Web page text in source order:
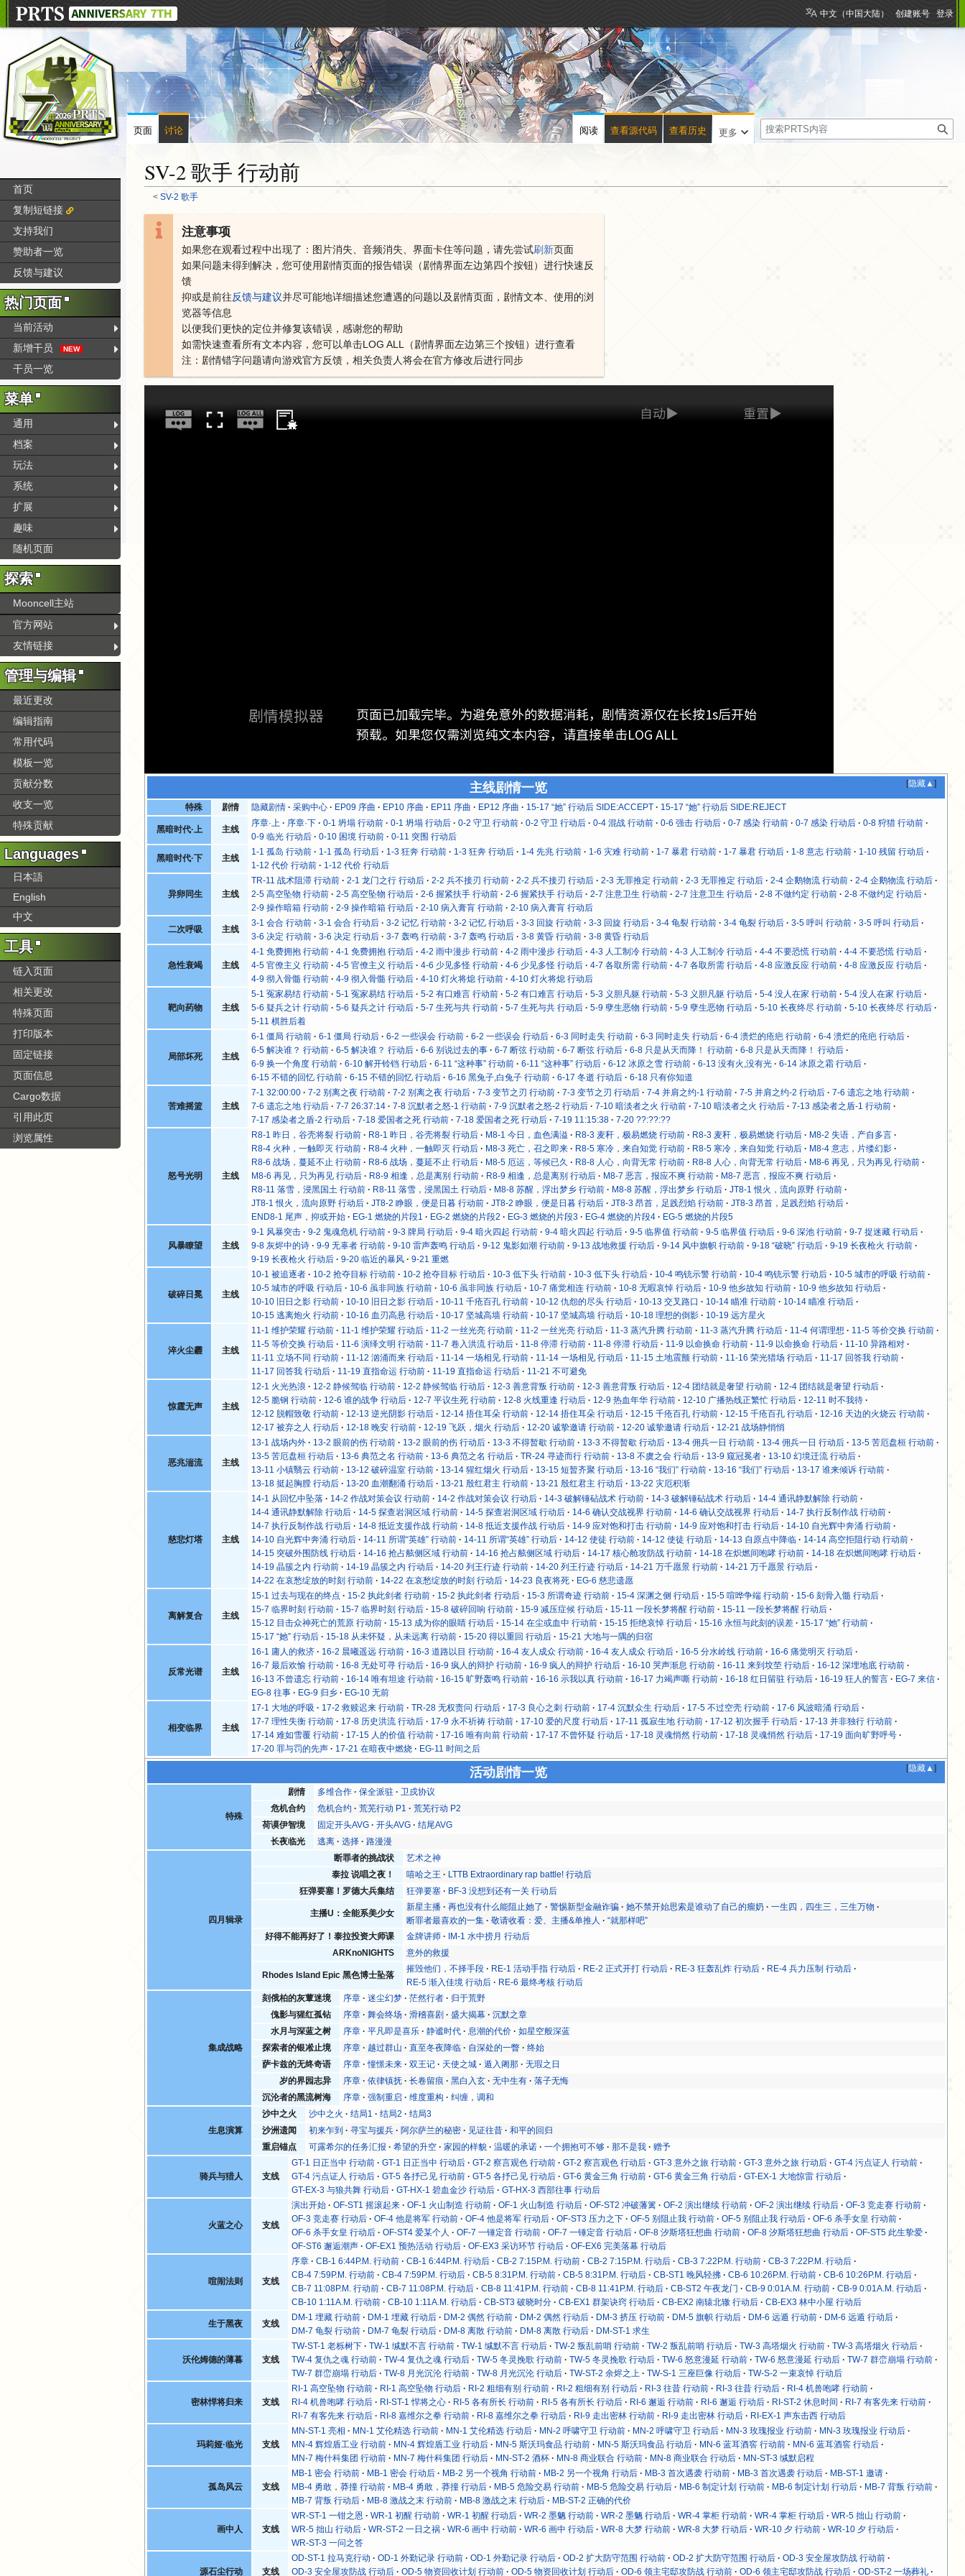
SV-2 歌手 行动前
< SV-2 歌手
注意事项
如果您在观看过程中出现了：图片消失、音频消失、界面卡住等问题，请先尝试刷新页面
如果问题未得到解决，您可使用剧情页面的报告错误（剧情界面左边第四个按钮）进行快速反
馈
抑或是前往反馈与建议并尽可能地详细描述您遭遇的问题以及剧情页面，剧情文本、使用的浏
览器等信息
以便我们更快的定位并修复该错误，感谢您的帮助
如需快速查看所有文本内容，您可以单击LOG ALL（剧情界面左边第三个按钮）进行查看
注：剧情错字问题请向游戏官方反馈，相关负责人将会在官方修改后进行同步
剧情模拟器
页面已加载完毕。为避免意外的数据消耗，剧情资源仅在长按1s后开始
预载。如果您仅需浏览纯文本内容，请直接单击LOG ALL
[隐藏▲ ]
主线剧情一览
特殊 剧情 隐藏剧情 采购中心 EP09 序曲 EP10 序曲 EP11 序曲 EP12 序曲 15-17 “她” 行动后 SIDE:ACCEPT 15-17 “她” 行动后 SIDE:REJECT
黑暗时代·上 主线
序章·上 序章·下 0-1 坍塌 行动前 0-1 坍塌 行动后 0-2 守卫 行动前 0-2 守卫 行动后 0-4 混战 行动前 0-6 强击 行动后 0-7 感染 行动前 0-7 感染 行动后
0-8 狩猎 行动前
0-9 临光 行动后
0-10 困境 行动前 0-11 突围 行动后
黑暗时代·下 主线
1-1 孤岛 行动前 1-1 孤岛 行动后 1-3 狂奔 行动前 1-3 狂奔 行动后 1-4 先兆 行动前 1-6 灾难 行动前 1-7 暴君 行动前 1-7 暴君 行动后 1-8 意志 行动前
1-10 残留 行动后
1-12 代价 行动前
1-12 代价 行动后
异卵同生 主线
TR-11 战术阻滞 行动前 2-1 龙门之行 行动后 2-2 兵不接刃 行动前 2-2 兵不接刃 行动后 2-3 无罪推定 行动前 2-3 无罪推定 行动后 2-4 企鹅物流 行动前
2-4 企鹅物流 行动后
2-5 高空坠物 行动前
2-5 高空坠物 行动后 2-6 握紧扶手 行动前 2-6 握紧扶手 行动后 2-7 注意卫生 行动前 2-7 注意卫生 行动后 2-8 不做约定 行动前
2-8 不做约定 行动后
2-9 操作暗箱 行动前
2-9 操作暗箱 行动后 2-10 病入膏肓 行动前 2-10 病入膏肓 行动后
二次呼吸 主线
3-1 会合 行动前 3-1 会合 行动后 3-2 记忆 行动前 3-2 记忆 行动后 3-3 回旋 行动前 3-3 回旋 行动后 3-4 龟裂 行动前 3-4 龟裂 行动后 3-5 呼叫 行动前
3-5 呼叫 行动后
3-6 决定 行动前
3-6 决定 行动后 3-7 轰鸣 行动前 3-7 轰鸣 行动后 3-8 黄昏 行动前 3-8 黄昏 行动后
急性衰竭 主线
4-1 免费拥抱 行动前 4-1 免费拥抱 行动后 4-2 雨中漫步 行动前 4-2 雨中漫步 行动后 4-3 人工制冷 行动前 4-3 人工制冷 行动后 4-4 不要恐慌 行动前
4-4 不要恐慌 行动后
4-5 官僚主义 行动前
4-5 官僚主义 行动后 4-6 少见多怪 行动前 4-6 少见多怪 行动后 4-7 各取所需 行动前 4-7 各取所需 行动后 4-8 应激反应 行动前
4-8 应激反应 行动后
4-9 彻入骨髓 行动前
4-9 彻入骨髓 行动后 4-10 灯火将熄 行动前 4-10 灯火将熄 行动后
靶向药物 主线
5-1 冤家易结 行动前 5-1 冤家易结 行动后 5-2 有口难言 行动前 5-2 有口难言 行动后 5-3 义胆凡躯 行动前 5-3 义胆凡躯 行动后 5-4 没人在家 行动前
5-4 没人在家 行动后
5-6 疑兵之计 行动前
5-6 疑兵之计 行动后 5-7 生死与共 行动前 5-7 生死与共 行动后 5-9 孽生恶物 行动前 5-9 孽生恶物 行动后 5-10 长夜终尽 行动前
5-10 长夜终尽 行动后
5-11 棋胜后着
局部坏死 主线
6-1 僵局 行动前 6-1 僵局 行动后 6-2 一些误会 行动前 6-2 一些误会 行动后 6-3 同时走失 行动前 6-3 同时走失 行动后 6-4 溃烂的疮疤 行动前
6-4 溃烂的疮疤 行动后
6-5 解决谁？ 行动前
6-5 解决谁？ 行动后 6-6 别说过去的事 6-7 断弦 行动前 6-7 断弦 行动后 6-8 只是从天而降！ 行动前
6-8 只是从天而降！ 行动后
6-9 换一个角度 行动前
6-10 解开铃铛 行动后 6-11 “这种事” 行动前 6-11 “这种事” 行动后 6-12 冰原之雪 行动前 6-13 没有火,没有光
6-14 冰原之霜 行动后
6-15 不错的回忆 行动前
6-15 不错的回忆 行动后 6-16 黑兔子,白兔子 行动前 6-17 冬逝 行动后 6-18 只有你知道
苦难摇篮 主线
7-1 32:00:00 7-2 别离之夜 行动前 7-2 别离之夜 行动后 7-3 变节之刃 行动前 7-3 变节之刃 行动后 7-4 并肩之约-1 行动前 7-5 并肩之约-2 行动后
7-6 遗忘之地 行动前
7-6 遗忘之地 行动后
7-7 26:37:14 7-8 沉默者之怒-1 行动前 7-9 沉默者之怒-2 行动后 7-10 暗淡者之火 行动前 7-10 暗淡者之火 行动后
7-13 感染者之盾-1 行动前
7-17 感染者之盾-2 行动后
7-18 爱国者之死 行动前 7-18 爱国者之死 行动后 7-19 11:15:38 7-20 ??:??:??
怒号光明 主线
R8-1 昨日，谷壳将裂 行动前 R8-1 昨日，谷壳将裂 行动后 M8-1 今日，血色满溢 R8-3 麦秆，极易燃烧 行动前 R8-3 麦秆，极易燃烧 行动后
M8-2 失语，产自多言
R8-4 火种，一触即灭 行动前
R8-4 火种，一触即灭 行动后 M8-3 死亡，召之即来 R8-5 寒冷，来自知觉 行动前 R8-5 寒冷，来自知觉 行动后
M8-4 意志，片缕幻影
R8-6 战场，蔓延不止 行动前
R8-6 战场，蔓延不止 行动后 M8-5 厄运，等候已久 R8-8 人心，向背无常 行动前 R8-8 人心，向背无常 行动后
M8-6 再见，只为再见 行动前
M8-6 再见，只为再见 行动后
R8-9 相逢，总是离别 行动前 R8-9 相逢，总是离别 行动后 M8-7 恶言，报应不爽 行动前
M8-7 恶言，报应不爽 行动后
R8-11 落雪，浸黑国土 行动前
R8-11 落雪，浸黑国土 行动后 M8-8 苏醒，浮出梦乡 行动前 M8-8 苏醒，浮出梦乡 行动后
JT8-1 恨火，流向原野 行动前
JT8-1 恨火，流向原野 行动后
JT8-2 睁眼，便是日暮 行动前 JT8-2 睁眼，便是日暮 行动后 JT8-3 昂首，足践烈焰 行动前
JT8-3 昂首，足践烈焰 行动后
END8-1 尾声，抑或开始
EG-1 燃烧的片段1 EG-2 燃烧的片段2 EG-3 燃烧的片段3 EG-4 燃烧的片段4 EG-5 燃烧的片段5
风暴瞭望 主线
9-1 风暴突击 9-2 鬼魂危机 行动前 9-3 牌局 行动后 9-4 暗火四起 行动前 9-4 暗火四起 行动后 9-5 临界值 行动前 9-5 临界值 行动后 9-6 深池 行动前
9-7 捉迷藏 行动后
9-8 灰烬中的诗
9-9 无辜者 行动前 9-10 雷声轰鸣 行动后 9-12 鬼影如潮 行动前 9-13 战地救援 行动后 9-14 风中旗帜 行动前 9-18 “破晓” 行动后
9-19 长夜枪火 行动前
9-19 长夜枪火 行动后
9-20 临近的暴风 9-21 重燃
破碎日冕 主线
10-1 被追逐者 10-2 抢夺目标 行动前 10-2 抢夺目标 行动后 10-3 低下头 行动前 10-3 低下头 行动后 10-4 鸣铳示警 行动前 10-4 鸣铳示警 行动后
10-5 城市的呼吸 行动前
10-5 城市的呼吸 行动后
10-6 虽非同族 行动前 10-6 虽非同族 行动后 10-7 痛觉相连 行动前 10-8 无暇哀悼 行动后 10-9 他乡故知 行动前
10-9 他乡故知 行动后
10-10 旧日之影 行动前
10-10 旧日之影 行动后 10-11 千疮百孔 行动前 10-12 仇怨的尽头 行动后 10-13 交叉路口 10-14 瞄准 行动前
10-14 瞄准 行动后
10-15 逃离炮火 行动前
10-16 血刃高悬 行动后 10-17 坚城高墙 行动前 10-17 坚城高墙 行动后 10-18 理想的倒影 10-19 远方星火
淬火尘霾 主线
11-1 维护荣耀 行动前 11-1 维护荣耀 行动后 11-2 一丝光亮 行动前 11-2 一丝光亮 行动后 11-3 蒸汽升腾 行动前 11-3 蒸汽升腾 行动后 11-4 何谓理想
11-5 等价交换 行动前
11-5 等价交换 行动后
11-6 演绎文明 行动前 11-7 卷入洪流 行动后 11-8 停滞 行动前 11-8 停滞 行动后 11-9 以命换命 行动前 11-9 以命换命 行动后
11-10 异路相对
11-11 立场不同 行动前
11-12 汹涌而来 行动后 11-14 一场相见 行动前 11-14 一场相见 行动后 11-15 土地震颤 行动前 11-16 荣光猎场 行动后
11-17 回答我 行动前
11-17 回答我 行动后
11-19 直指命运 行动前 11-19 直指命运 行动后 11-21 不可避免
惊霆无声 主线
12-1 火光热浪 12-2 静候驾临 行动前 12-2 静候驾临 行动后 12-3 善意背叛 行动前 12-3 善意背叛 行动后 12-4 团结就是奢望 行动前
12-4 团结就是奢望 行动后
12-5 脆钢 行动前
12-6 谁的战争 行动后 12-7 平议生死 行动前 12-8 火线重逢 行动后 12-9 热血年华 行动前 12-10 广播热线正繁忙 行动后
12-11 时不我待
12-12 脱帽致敬 行动前
12-13 逆光阴影 行动后 12-14 捂住耳朵 行动前 12-14 捂住耳朵 行动后 12-15 千疮百孔 行动前 12-15 千疮百孔 行动后
12-16 天边的火烧云 行动前
12-17 被弃之人 行动后
12-18 晚安 行动前 12-19 飞跃，烟火 行动后 12-20 诚挚邀请 行动前 12-20 诚挚邀请 行动后 12-21 战场静悄悄
恶兆湍流 主线
13-1 战场内外 13-2 眼前的伤 行动前 13-2 眼前的伤 行动后 13-3 不得暂歇 行动前 13-3 不得暂歇 行动后 13-4 佣兵一日 行动前 13-4 佣兵一日 行动后
13-5 苦厄盘桓 行动前
13-5 苦厄盘桓 行动后
13-6 典范之名 行动前 13-6 典范之名 行动后 TR-24 寻迹而行 行动前 13-8 不虞之会 行动后 13-9 窥冠冕者
13-10 幻境迁流 行动后
13-11 小镇翳云 行动前
13-12 破碎温室 行动前 13-14 猩红烟火 行动后 13-15 短暂齐聚 行动后 13-16 “我们” 行动前 13-16 “我们” 行动后
13-17 谁来倾诉 行动前
13-18 挺起胸膛 行动后
13-20 血潮翻涌 行动后 13-21 殷红君主 行动前 13-21 殷红君主 行动后 13-22 灾厄积渐
慈悲灯塔 主线
14-1 从回忆中坠落 14-2 作战对策会议 行动前 14-2 作战对策会议 行动后 14-3 破解锤砧战术 行动前 14-3 破解锤砧战术 行动后
14-4 通讯静默解除 行动前
14-4 通讯静默解除 行动后
14-5 探查岩洞区域 行动前 14-5 探查岩洞区域 行动后 14-6 确认交战视界 行动前 14-6 确认交战视界 行动后
14-7 执行反制作战 行动前
14-7 执行反制作战 行动后
14-8 抵近支援作战 行动前 14-8 抵近支援作战 行动后 14-9 应对饱和打击 行动前 14-9 应对饱和打击 行动后
14-10 自光辉中奔涌 行动前
14-10 自光辉中奔涌 行动后
14-11 所谓“英雄” 行动前 14-11 所谓“英雄” 行动后 14-12 使徒 行动前 14-12 使徒 行动后 14-13 自原点中降临
14-14 高空拒阻行动 行动前
14-15 突破外围防线 行动后
14-16 抢占舷侧区域 行动前 14-16 抢占舷侧区域 行动后 14-17 核心舱攻防战 行动前 14-18 在炽燃间咆哮 行动前
14-18 在炽燃间咆哮 行动后
14-19 晶簇之内 行动前
14-19 晶簇之内 行动后 14-20 列王行迹 行动前 14-20 列王行迹 行动后 14-21 万千愿景 行动前
14-21 万千愿景 行动后
14-22 在哀愁绽放的时刻 行动前
14-22 在哀愁绽放的时刻 行动后 14-23 良夜将死 EG-6 慈悲遗愿
离解复合 主线
15-1 过去与现在的终点 15-2 执此剑者 行动前 15-2 执此剑者 行动后 15-3 所谓奇迹 行动前 15-4 深渊之侧 行动后 15-5 喧哗争端 行动前
15-6 刻骨入髓 行动后
15-7 临界时刻 行动前
15-7 临界时刻 行动后 15-8 破碎回响 行动前 15-9 减压症候 行动后 15-11 一段长梦将醒 行动前
15-11 一段长梦将醒 行动后
15-12 目击众神死亡的荒原 行动前
15-13 成为你的眼睛 行动后 15-14 在尘或血中 行动前 15-15 拒绝哀悼 行动后 15-16 永恒与此刻的误差
15-17 “她” 行动前
15-17 “她” 行动后
15-18 从未怀疑，从未远离 行动前 15-20 得以重回 行动后 15-21 大地与一隅的归宿
反常光谱 主线
16-1 庸人的救济 16-2 晨曦遥远 行动前 16-3 道路以目 行动前 16-4 友人成众 行动前 16-4 友人成众 行动后 16-5 分水岭线 行动前
16-6 痛觉明灭 行动后
16-7 最后欢愉 行动前
16-8 无处可寻 行动后 16-9 疯人的辩护 行动前 16-9 疯人的辩护 行动后 16-10 哭声渐息 行动前 16-11 来到坟茔 行动后
16-12 深埋地底 行动前
16-13 不曾遗忘 行动前
16-14 唯有坦途 行动前 16-15 旷野轰鸣 行动前 16-16 示我以真 行动前 16-17 力竭声嘶 行动前 16-18 红日留驻 行动后 16-19 狂人的誓言
EG-7 来信
EG-8 往事
EG-9 归乡 EG-10 无前
相变临界 主线
17-1 大地的呼吸 17-2 救赎迟来 行动前 TR-28 无权责问 行动后 17-3 良心之刺 行动前 17-4 沉默众生 行动后 17-5 不过空壳 行动前
17-6 风波暗涌 行动后
17-7 理性失衡 行动前
17-8 历史洪流 行动后 17-9 永不祈祷 行动前 17-10 爱的尺度 行动后 17-11 孤寂生地 行动前 17-12 初次握手 行动后
17-13 并非独行 行动前
17-14 难如雪覆 行动前
17-15 人的价值 行动前 17-16 唯有向前 行动前 17-17 不曾怀疑 行动后 17-18 灵魂悄然 行动前 17-18 灵魂悄然 行动后
17-19 面向旷野呼号
17-20 罪与罚的先声
17-21 在暗夜中燃烧
EG-11 时间之后
[隐藏▲ ]
活动剧情一览
特殊
剧情 多维合作 保全派驻
卫戍协议
危机合约
危机合约 荒芜行动 P1
荒芜行动 P2
荷谟伊智境
固定开头AVG 开头AVG
结尾AVG
长夜临光
逃离 选择 路漫漫
四月辑录
断罪者的挑战状
艺术之神
泰拉 说唱之夜！
嘻哈之王
LTTB Extraordinary rap battle! 行动后
狂弹要塞！罗德大兵集结
狂弹要塞 BF-3 没想到还有一关 行动后
主播U：全能系美少女
新星主播 再也没有什么能阻止她了 警惕新型金融诈骗 她不禁开始思索是谁动了自己的瘤奶
一生四，四生三，三生万物
断罪者最喜欢的一集
敬请收看：爱、主播&单推人
“就那样吧”
好得不能再好了！泰拉投资大师课
金牌讲师
IM-1 水中捞月 行动后
ARKnoNIGHTS
意外的救援
Rhodes Island Epic 黑色博士坠落
摧毁他们，不择手段 RE-1 活动手指 行动后 RE-2 正式开打 行动后 RE-3 狂轰乱炸 行动后
RE-4 兵力压制 行动后
RE-5 渐入佳境 行动后
RE-6 最终考核 行动后
集成战略
刻俄柏的灰蕈迷境 序章 迷尘幻梦 茫然行者
归于荒野
傀影与猩红孤钻
序章 舞会终场 滑稽喜剧 盛大揭幕
沉默之章
水月与深蓝之树
序章 平凡即是喜乐 静谧时代 息潮的代价
如星空般深蓝
探索者的银凇止境
序章 越过群山 直至冬夜降临 自深处的一瞥
终始
萨卡兹的无终奇语
序章 憧憬未来 双王记 天使之城 遁入阇那
无瑕之日
岁的界园志异
序章 依律镇抚 长卷留痕 黑白入玄 无中生有
落子无悔
沉沦者的黑流树海
序章 强制重启 维度重构 纠缠，调和
生息演算
沙中之火 沙中之火 结局1 结局2
结局3
沙洲遗闻
初来乍到 寻宝与援兵 阿尔萨兰的秘密 见证往昔
和平的回归
重启锚点
可露希尔的任务汇报 希望的升空 家园的样貌 温暖的承诺 一个拥抱可不够 那不是我 赠予
骑兵与猎人 支线
GT-1 日正当中 行动前 GT-1 日正当中 行动后 GT-2 察言观色 行动前 GT-2 察言观色 行动后 GT-3 意外之旅 行动前 GT-3 意外之旅 行动后
GT-4 污点证人 行动前
GT-4 污点证人 行动后
GT-5 各抒己见 行动前 GT-5 各抒己见 行动后 GT-6 黄金三角 行动前 GT-6 黄金三角 行动后
GT-EX-1 大地惊雷 行动后
GT-EX-3 与狼共舞 行动后
GT-HX-1 碧血金沙 行动后 GT-HX-3 西部往事 行动后
火蓝之心 支线
演出开始 OF-ST1 摇滚起来 OF-1 火山制造 行动前 OF-1 火山制造 行动后 OF-ST2 冲破藩篱 OF-2 演出继续 行动前 OF-2 演出继续 行动后
OF-3 竞走赛 行动前
OF-3 竞走赛 行动后
OF-4 他是将军 行动前 OF-4 他是将军 行动后 OF-ST3 压力之下 OF-5 别阻止我 行动前 OF-5 别阻止我 行动后
OF-6 杀手女皇 行动前
OF-6 杀手女皇 行动后
OF-ST4 爱某个人 OF-7 一锤定音 行动前 OF-7 一锤定音 行动后 OF-8 汐斯塔狂想曲 行动前 OF-8 汐斯塔狂想曲 行动后
OF-ST5 此生挚爱
OF-ST6 邂逅潮声
OF-EX1 预热活动 行动后 OF-EX3 采访环节 行动后 OF-EX6 完美落幕 行动后
喧闹法则 支线
序章 CB-1 6:44P.M. 行动前 CB-1 6:44P.M. 行动后 CB-2 7:15P.M. 行动前 CB-2 7:15P.M. 行动后 CB-3 7:22P.M. 行动前
CB-3 7:22P.M. 行动后
CB-4 7:59P.M. 行动前
CB-4 7:59P.M. 行动后 CB-5 8:31P.M. 行动前 CB-5 8:31P.M. 行动后 CB-ST1 晚风轻拂 CB-6 10:26P.M. 行动前
CB-6 10:26P.M. 行动后
CB-7 11:08P.M. 行动前
CB-7 11:08P.M. 行动后 CB-8 11:41P.M. 行动前 CB-8 11:41P.M. 行动后 CB-ST2 午夜龙门 CB-9 0:01A.M. 行动前
CB-9 0:01A.M. 行动后
CB-10 1:11A.M. 行动前
CB-10 1:11A.M. 行动后 CB-ST3 破晓时分 CB-EX1 群架诀窍 行动后 CB-EX2 南辕北辙 行动后 CB-EX3 林中小屋 行动后
生于黑夜 支线
DM-1 埋藏 行动前 DM-1 埋藏 行动后 DM-2 偶然 行动前 DM-2 偶然 行动后 DM-3 挤压 行动前 DM-5 旗帜 行动后 DM-6 远遁 行动前
DM-6 远遁 行动后
DM-7 龟裂 行动前
DM-7 龟裂 行动后 DM-8 离散 行动前 DM-8 离散 行动后 DM-ST-1 求生
沃伦姆德的薄暮 支线
TW-ST-1 老栎树下 TW-1 缄默不言 行动前 TW-1 缄默不言 行动后 TW-2 叛乱前哨 行动前 TW-2 叛乱前哨 行动后 TW-3 高塔烟火 行动前
TW-3 高塔烟火 行动后
TW-4 复仇之魂 行动前
TW-4 复仇之魂 行动后 TW-5 冬灵挽歌 行动前 TW-5 冬灵挽歌 行动后 TW-6 怒意漫延 行动前 TW-6 怒意漫延 行动后
TW-7 群峦崩塌 行动前
TW-7 群峦崩塌 行动后
TW-8 月光沉沦 行动前 TW-8 月光沉沦 行动后 TW-ST-2 余烬之上 TW-S-1 三座巨像 行动后 TW-S-2 一束哀悼 行动后
密林悍将归来 支线
RI-1 高空坠物 行动前 RI-1 高空坠物 行动后 RI-2 粗细有别 行动前 RI-2 粗细有别 行动后 RI-3 往昔 行动前 RI-3 往昔 行动后
RI-4 机兽咆哮 行动前
RI-4 机兽咆哮 行动后
RI-ST-1 悍将之心 RI-5 各有所长 行动前 RI-5 各有所长 行动后 RI-6 邂逅 行动前 RI-6 邂逅 行动后 RI-ST-2 休息时间
RI-7 有客先来 行动前
RI-7 有客先来 行动后
RI-8 嘉维尔之拳 行动前 RI-8 嘉维尔之拳 行动后 RI-9 走出密林 行动前 RI-9 走出密林 行动后 RI-EX-1 声东击西 行动后
玛莉娅·临光 支线
MN-ST-1 亮相 MN-1 艾伦精选 行动前 MN-1 艾伦精选 行动后 MN-2 呼啸守卫 行动前 MN-2 呼啸守卫 行动后 MN-3 玫瑰报业 行动前
MN-3 玫瑰报业 行动后
MN-4 辉煌盾工业 行动前
MN-4 辉煌盾工业 行动后 MN-5 斯沃玛食品 行动前 MN-5 斯沃玛食品 行动后 MN-6 蓝耳酒窖 行动前
MN-6 蓝耳酒窖 行动后
MN-7 梅什科集团 行动前
MN-7 梅什科集团 行动后 MN-ST-2 酒杯 MN-8 商业联合 行动前 MN-8 商业联合 行动后 MN-ST-3 缄默启程
孤岛风云 支线
MB-1 密会 行动前 MB-1 密会 行动后 MB-2 另一个视角 行动前 MB-2 另一个视角 行动后 MB-3 首次遇袭 行动前 MB-3 首次遇袭 行动后
MB-ST-1 邀请
MB-4 勇敢，莽撞 行动前
MB-4 勇敢，莽撞 行动后 MB-5 危险交易 行动前 MB-5 危险交易 行动后 MB-6 制定计划 行动前 MB-6 制定计划 行动后
MB-7 背叛 行动前
MB-7 背叛 行动后
MB-8 激战之末 行动前 MB-8 激战之末 行动后 MB-ST-2 正确的代价
画中人 支线
WR-ST-1 一钳之恩 WR-1 初醒 行动前 WR-1 初醒 行动后 WR-2 墨魉 行动前 WR-2 墨魉 行动后 WR-4 掌柜 行动前 WR-4 掌柜 行动后
WR-5 拙山 行动前
WR-5 拙山 行动后
WR-ST-2 一日之祸 WR-6 画中 行动前 WR-6 画中 行动后 WR-8 大梦 行动前 WR-8 大梦 行动后 WR-10 夕 行动前
WR-10 夕 行动后
WR-ST-3 一问之答
源石尘行动 支线
OD-ST-1 拉马克行动 OD-1 外勤记录 行动前 OD-1 外勤记录 行动后 OD-2 扩大防守范围 行动前 OD-2 扩大防守范围 行动后
OD-3 安全屋攻防战 行动前
OD-3 安全屋攻防战 行动后
OD-5 物资回收计划 行动前 OD-5 物资回收计划 行动后 OD-6 领主宅邸攻防战 行动前 OD-6 领主宅邸攻防战 行动后 OD-ST-2 一场葬礼
中文（中国大陆） 创建账号 登录
页面 讨论 阅读 查看源代码 查看历史 更多
搜
索
首页
复制短链接
支持我们
赞助者一览
反馈与建议
热门页面
当前活动
新增干员
NEW
干员一览
菜单
通用
档案
玩法
系统
扩展
趣味
随机页面
探索
Mooncell主站
官方网站
友情链接
管理与编辑
最近更改
编辑指南
常用代码
模板一览
贡献分数
收支一览
特殊贡献
Languages
日本語
English
中文
工具
链入页面
相关更改
特殊页面
打印版本
固定链接
页面信息
Cargo数据
引用此页
浏览属性